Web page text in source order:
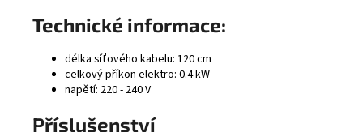
Technické informace:
délka síťového kabelu: 120 cm
celkový příkon elektro: 0.4 kW
napětí: 220 - 240 V
Příslušenství